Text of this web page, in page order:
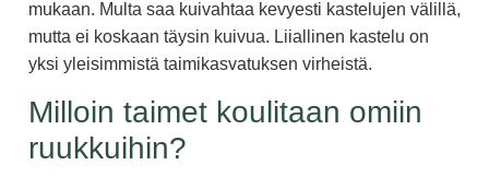
mukaan. Multa saa kuivahtaa kevyesti kastelujen välillä,
mutta ei koskaan täysin kuivua. Liiallinen kastelu on
yksi yleisimmistä taimikasvatuksen virheistä.
Milloin taimet koulitaan omiin
ruukkuihin?